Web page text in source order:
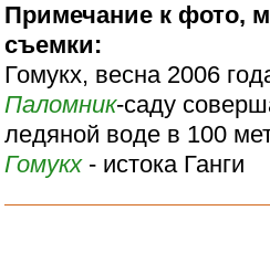
Примечание к фото,
съемки:
Гомукх, весна 2006
Паломник-саду
ледяной воде в 100
Гомукх- истока Ганги